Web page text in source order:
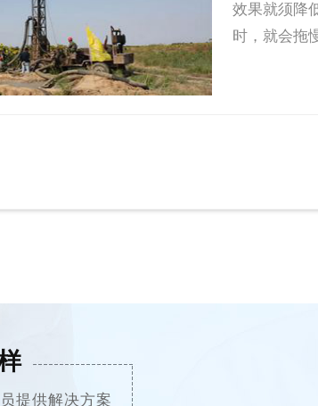
效果就须降
时，就会拖
提供解决方案